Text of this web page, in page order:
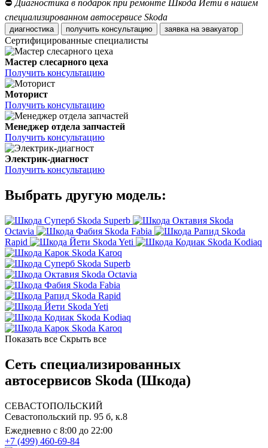
⛔ Диагностика в подарок при ремонте Шкода Йети в нашем
специализированном автосервисе Skoda
диагностика получить консультацию заявка на эвакуатор
Сертифицированные специалисты
Мастер слесарного цеха
Получить консультацию
Моторист
Получить консультацию
Менеджер отдела запчастей
Получить консультацию
Электрик-диагност
Получить консультацию
Выбрать другую модель:
Skoda Superb
Skoda
Octavia
Skoda Fabia
Skoda
Rapid
Skoda Yeti
Skoda Kodiaq
Skoda Karoq
Skoda Superb
Skoda Octavia
Skoda Fabia
Skoda Rapid
Skoda Yeti
Skoda Kodiaq
Skoda Karoq
Показать все Скрыть все
Сеть специализированных
автосервисов Skoda (Шкода)
СЕВАСТОПОЛЬСКИЙ
Севастопольский пр. 95 б, к.8
Ежедневно с 8:00 до 22:00
+7 (499) 460-69-84